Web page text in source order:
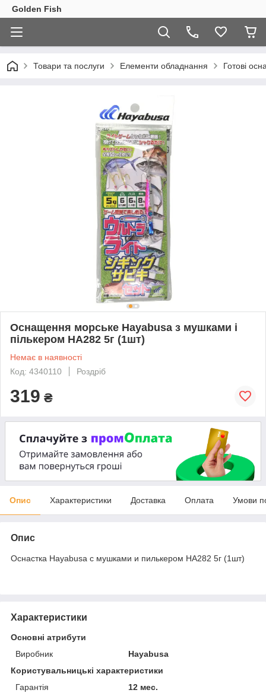
Golden Fish
Товари та послуги Елементи обладнання Готові
Оснащення морське Hayabusa з мушками і
пількером HA282 5г (1шт)
Немає в наявності
Код: 4340110
Роздріб
319 ₴
Опис Характеристики Доставка Оплата Умови
Опис
Оснастка Hayabusa с мушками и пилькером HA282 5г (1шт)
Характеристики
Основні атрибути
Виробник
Hayabusa
Користувальницькі характеристики
Гарантія
12 мес.